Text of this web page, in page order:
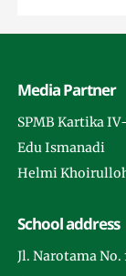
Media Partner
SPMB Kartika
Edu Ismanadi
Helmi
School address
Jl. Narotama